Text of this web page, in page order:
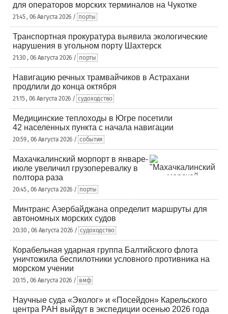
для операторов морских терминалов на Чукотке
21:45 , 06 Августа 2026 / порты
Транспортная прокуратура выявила экологические
нарушения в угольном порту Шахтерск
21:30 , 06 Августа 2026 / порты
Навигацию речных трамвайчиков в Астрахани
продлили до конца октября
21:15 , 06 Августа 2026 / судоходство
Медицинские теплоходы в Югре посетили
42 населенных пункта с начала навигации
20:59 , 06 Августа 2026 / события
Махачкалинский морпорт в январе-
июле увеличил грузоперевалку в
полтора раза
20:45 , 06 Августа 2026 / порты
Минтранс Азербайджана определит маршруты для
автономных морских судов
20:30 , 06 Августа 2026 / судоходство
Корабельная ударная группа Балтийского флота
уничтожила беспилотники условного противника на
морском учении
20:15 , 06 Августа 2026 / вмф
Научные суда «Эколог» и «Посейдон» Карельского
центра РАН выйдут в экспедиции осенью 2026 года